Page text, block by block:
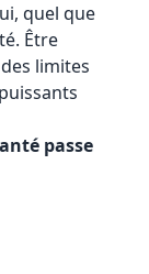
quel que
Être
limites
passe